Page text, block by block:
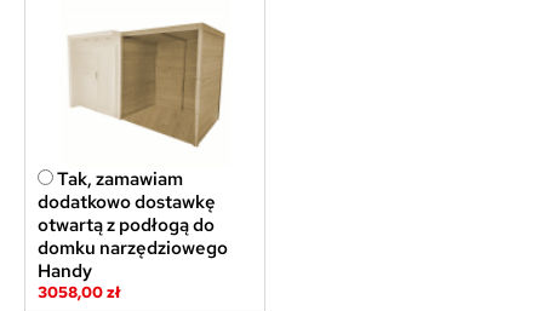
Tak, zamawiam
dodatkowo dostawkę
otwartą z podłogą do
domku narzędziowego
Handy
3058,00 zł